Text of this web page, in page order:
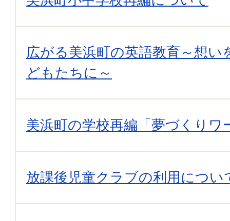
広がる美浜町の英語教育～想い
どもたちに～
美浜町の学校再編「夢づくりワ
放課後児童クラブの利用につい